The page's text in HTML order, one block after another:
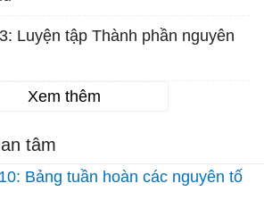
Luyện tập Thành phần nguyên
Xem thêm
tâm
Bảng tuần hoàn các nguyên tố